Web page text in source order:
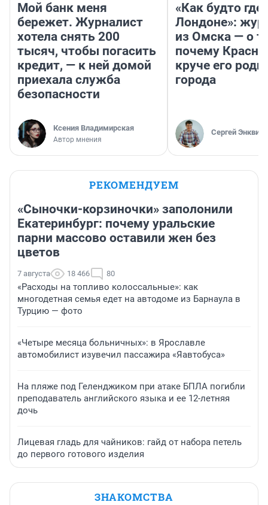
Мой банк меня
бережет. Журналист
хотела снять 200
тысяч, чтобы погасить
кредит, — к ней домой
приехала служба
безопасности
Ксения Владимирская
Автор мнения
«Как будто
Лондоне»:
из Омска — о
почему
круче его
города
Сергей Энквист
РЕКОМЕНДУЕМ
«Сыночки-корзиночки» заполонили
Екатеринбург: почему уральские
парни массово оставили жен без
цветов
7 августа 18 466 80
«Расходы на топливо колоссальные»: как
многодетная семья едет на автодоме из Барнаула в
Турцию — фото
«Четыре месяца больничных»: в Ярославле
автомобилист изувечил пассажира «Яавтобуса»
На пляже под Геленджиком при атаке БПЛА погибли
преподаватель английского языка и ее 12-летняя
дочь
Лицевая гладь для чайников: гайд от набора петель
до первого готового изделия
ЗНАКОМСТВА